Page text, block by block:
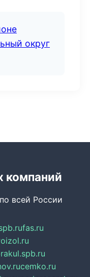
округ
компаний
всей России
fas.ru
cemko.ru